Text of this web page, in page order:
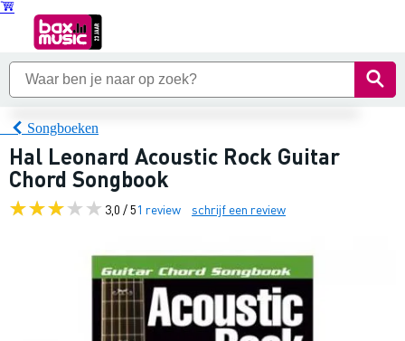
Songboeken
Hal Leonard Acoustic Rock Guitar
Chord Songbook
3,0 / 51 review schrijf een review